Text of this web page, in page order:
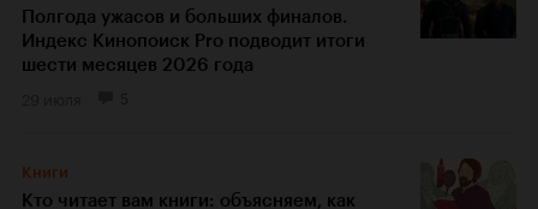
Полгода ужасов и больших финалов.
Индекс Кинопоиск Pro подводит итоги
шести месяцев 2026 года
Книги
Кто читает вам книги: объясняем, как